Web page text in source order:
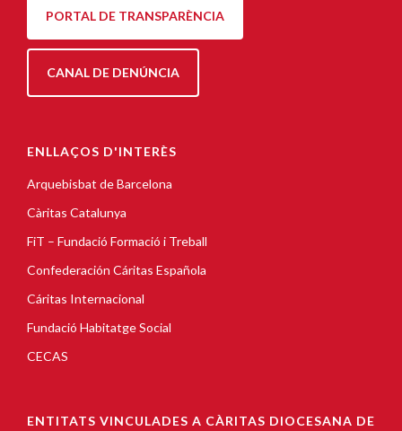
PORTAL DE TRANSPARÈNCIA
CANAL DE DENÚNCIA
ENLLAÇOS D'INTERÈS
Arquebisbat de Barcelona
Càritas Catalunya
FiT – Fundació Formació i Treball
Confederación Cáritas Española
Cáritas Internacional
Fundació Habitatge Social
CECAS
ENTITATS VINCULADES A CÀRITAS DIOCESANA DE